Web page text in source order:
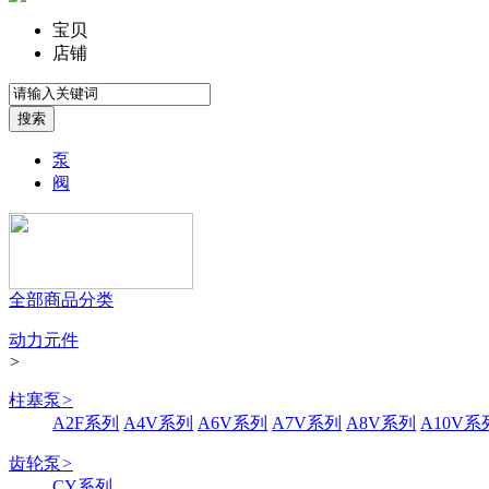
宝贝
店铺
泵
阀
全部商品分类
动力元件
>
柱塞泵>
A2F系列 A4V系列 A6V系列 A7V系列 A8V系列 A10V系
齿轮泵>